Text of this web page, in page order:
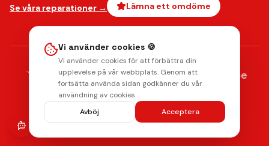
Se våra reparationer → Lämna ett omdöme
AMERICAN
EXPRESS Klarna. Payments by stripe
Integritetspolicy Radera data
© 2026 Mobilkliniken. Alla rättigheter förbehållna.
Vi använder cookies 🍪
Vi använder cookies för att förbättra din
upplevelse på vår webbplats. Genom att
fortsätta använda sidan godkänner du vår
användning av cookies.
Avböj
Acceptera